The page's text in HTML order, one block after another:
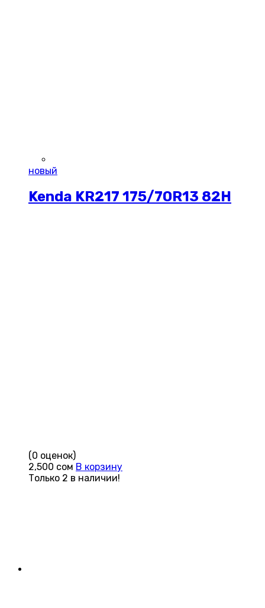
новый
Kenda KR217 175/70R13 82H
(0 оценок)
2,500 сом В корзину
Только 2 в наличии!